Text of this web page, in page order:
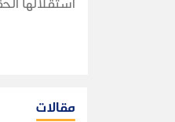
استقلالها
مقالات